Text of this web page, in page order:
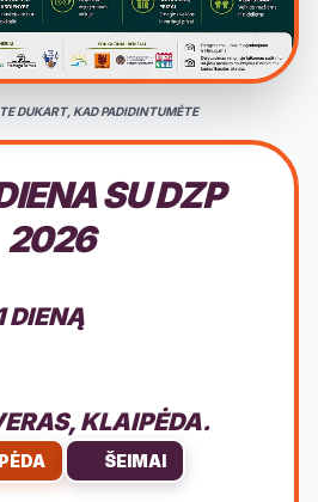
DUKART, KAD PADIDINTUMĖTE
SU DZP
2026
DIENĄ
KLAIPĖDA.
ŠEIMAI